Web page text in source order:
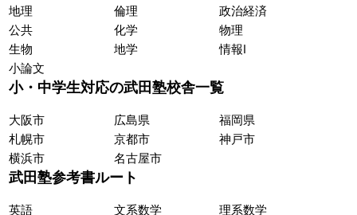
地理
倫理
政治経済
公共
化学
物理
生物
地学
情報Ⅰ
小論文
小・中学生対応の武田塾校舎一覧
大阪市 広島県
福岡県
札幌市
京都市
神戸市
横浜市
名古屋市
武田塾参考書ルート
英語 文系数学
理系数学